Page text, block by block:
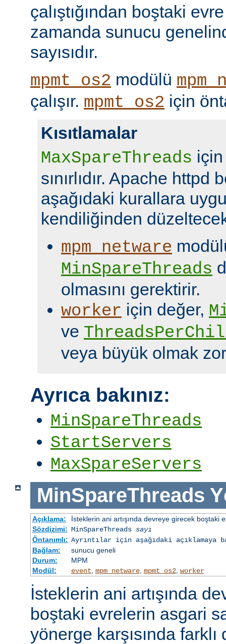
çalıştığından boştaki evre
zamanda sunucu
sayısıdır.
mpmt_os2 modülü
çalışır. mpmt_os2 için
Kısıtlamalar
MaxSpareThreads için
sınırlıdır. Apache httpd
aşağıdaki kurallara
kendiliğinden
mpm_netware
MinSpareThreads
olmasını gerektirir.
worker için değer,
ve
veya büyük olmak
Ayrıca bakınız:
MinSpareThreads
StartServers
MaxSpareServers
MinSpareThreads
Açıklama:
İsteklerin ani artışında devreye girecek boştaki
Sözdizimi: MinSpareThreads sayı
Öntanımlı: Ayrıntılar için aşağıdaki açıklamaya
Bağlam:
sunucu geneli
Durum:
MPM
Modül:
event mpm_netware, mpmt_os2, worker
İsteklerin ani artışında
boştaki evrelerin asgari
yönerge karşısında farklı